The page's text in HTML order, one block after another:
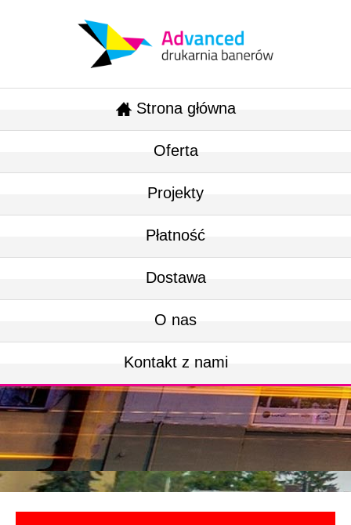
Strona główna
Oferta
Projekty
Płatność
Dostawa
O nas
Kontakt z nami